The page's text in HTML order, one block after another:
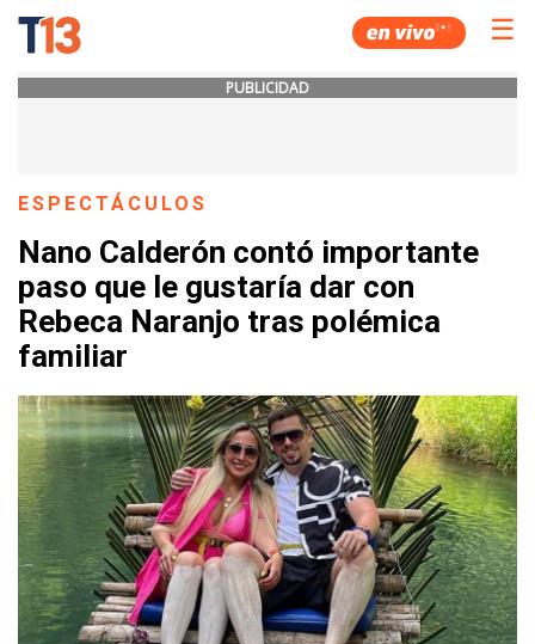
☰
PUBLICIDAD
ESPECTÁCULOS
Nano Calderón contó importante
paso que le gustaría dar con
Rebeca Naranjo tras polémica
familiar